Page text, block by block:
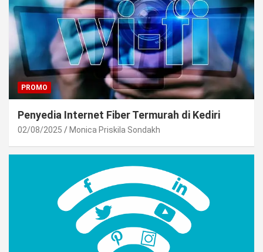
PROMO
Penyedia Internet Fiber Termurah di Kediri
02/08/2025 Monica Priskila Sondakh